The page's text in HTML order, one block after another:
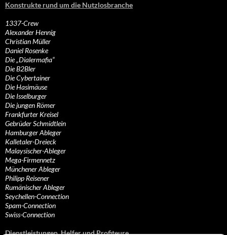
Konstrukte rund um die Nutzlosbranche
1337-Crew
Alexander Hennig
Christian Müller
Daniel Rosenke
Die „Dialermafia“
Die B2Bler
Die Cybertainer
Die Hasimäuse
Die Isselburger
Die jungen Römer
Frankfurter Kreisel
Gebrüder Schmidtlein
Hamburger Ableger
Kalletaler-Dreieck
Malaysischer-Ableger
Mega-Firmennetz
Münchener Ableger
Philipp Reisener
Rumänischer Ableger
Seychellen-Connection
Spam-Connection
Swiss-Connection
Dienstleistungen, Helfer und Profiteure